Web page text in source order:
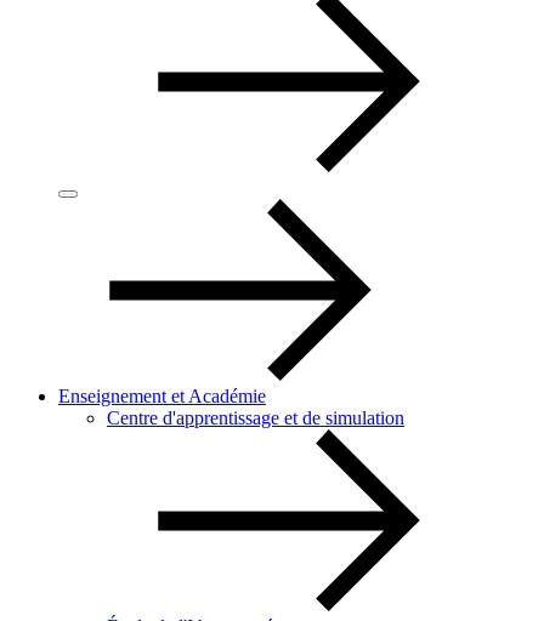
Enseignement et Académie
Centre d'apprentissage et de simulation